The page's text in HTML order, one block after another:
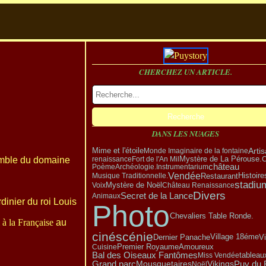
du domaine
du roi Louis
la Française au
CHERCHEZ UN ARTICLE.
DANS LES NUAGES
Mime et l'étoileMonde Imaginaire de la fontaine
renaissanceFort de l'An Mil Mystère de La Pérouse.
PoèmeArchéologie. Instrumentariumchâteau
Musique Traditionnelle.VendéeRestaurant
VoixMystère de Noël Château Renaissance
AnimauxSecret de la LanceDivers
PhotoChevaliers Table Ronde.
cinéscénieDernier PanacheVillage 18éme
Cuisine Premier RoyaumeAmoureux
Bal des Oiseaux FantômesMiss Vendée
Grand parc MousquetairesNoëlVikingsPuy du